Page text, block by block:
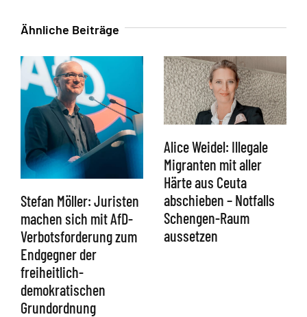
Ähnliche Beiträge
Stefan Möller: Juristen
machen sich mit AfD-
Verbotsforderung zum
Endgegner der
freiheitlich-
demokratischen
Grundordnung
Alice Weidel: Illegale
Migranten mit aller
Härte aus Ceuta
abschieben – Notfalls
Schengen-Raum
aussetzen